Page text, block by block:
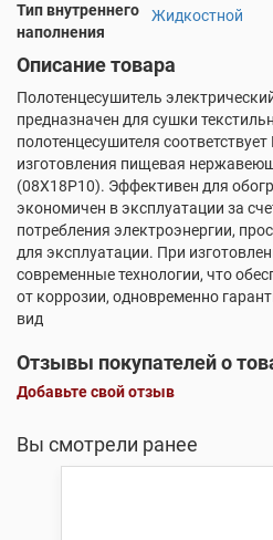
Тип внутреннего
наполнения
Жидкостной
Описание товара
Полотенцесушитель
предназначен для сушки
полотенцесушителя
изготовления пищевая
(08X18P10). Эффективен для
экономичен в эксплуатации за
потребления электроэнергии,
для эксплуатации. При
современные технологии, что
от коррозии, одновременно
вид
Отзывы покупателей о
Добавьте свой отзыв
Вы смотрели ранее